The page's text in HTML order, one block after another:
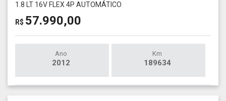
1.8 LT 16V FLEX 4P AUTOMÁTICO
R$ 57.990,00
Ano
2012
Km
189634